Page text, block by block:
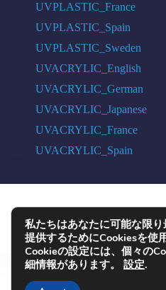
UVPLASTIC_France
UVPLASTIC_Spain
UVPLASTIC_Sweden
UVACRYLIC_English
UVACRYLIC_German
UVACRYLIC_Japanese
UVACRYLIC_France
UVACRYLIC_Spain
COPYRIGHT © 2004 - 2026
LTD. ALL
私たちはあなたに可能な限
提供するためにCookiesを使
Cookieの設定には、個々の
細情報があります。 設定.